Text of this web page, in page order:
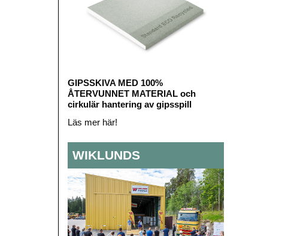
GIPSSKIVA MED 100%
ÅTERVUNNET MATERIAL och
cirkulär hantering av gipsspill
Läs mer här!
WIKLUNDS